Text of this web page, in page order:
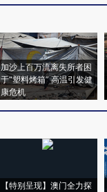
加沙上百万流离失所者困
于“塑料烤箱” 高温引发健
康危机
【特别呈现】澳门全力探